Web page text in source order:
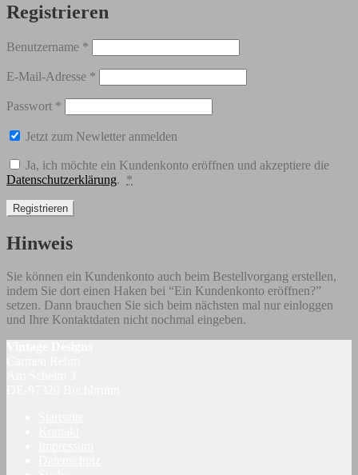
Registrieren
Benutzername *
E-Mail-Adresse *
Passwort *
Jetzt zum Newletter anmelden
Ja, ich möchte ein Kundenkonto eröffnen und akzeptiere die
Datenschutzerklärung. *
Registrieren
Hinweis
Sie können ein Kundenkonto auch beim Bestellvorgang erstellen,
indem Sie dort einen Haken bei “Ein Kundenkonto eröffnen?”
setzen. Dann brauchen Sie sich beim nächsten mal nur einloggen
und Ihre Kontaktdaten nicht nochmal eingeben.